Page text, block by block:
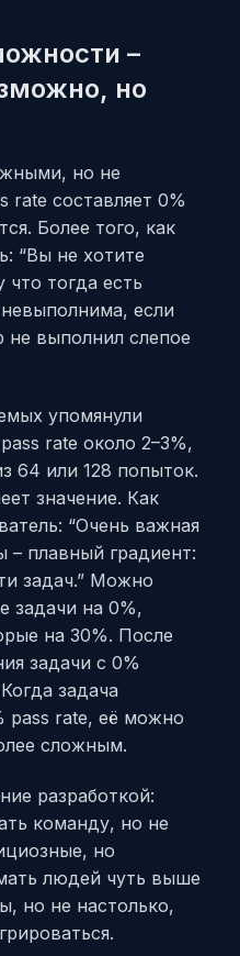
–
но
но не
составляет 0%
Более того, как
“Вы не хотите
тогда есть
если
не выполнил слепое
упомянули
rate около 2–3%,
64 или 128 попыток.
значение. Как
“Очень важная
– плавный градиент:
задач.” Можно
задачи на 0%,
на 30%. После
задачи с 0%
задача
pass rate, её можно
сложным.
разработкой:
команду, но не
но
людей чуть выше
но не настолько,